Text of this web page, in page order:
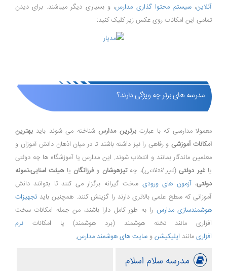
آنلاین،سیستم محتوا گذاری مدارس، و بسیاری دیگر میباشند. برای دیدن
تمامی این امکانات روی عکس زیر کلیک کنید:
مدرسه های برتر چه ویژگی دارند؟
معمولا مدارسی که با عبارتبرترین مدارسشناخته می شوند باید بهترین
امکانات آموزشی و رفاهی را نیز داشته باشند تا در میان اذهان دانش آموزان و
معلمین ماندگار بمانند و انتخاب شوند. این مدارس یا آموزشگاه ها چه دولتی
یاغیر دولتی(غیر انتفاعی)، چهتیزهوشان و فرزانگانیاهیئت امنایی،نمونه
دولتی،آزمون های ورودی سخت گیرانه برگزار می کنند تا بتوانند دانش
آموزانی که سطح علمی بالاتری دارند را گزینش کنند. همچنین باید تجهیزات
هوشمندسازی مدارس را به طور کامل دارا باشند، من جمله امکانات سخت
افزاری مانند تخته هوشمند (برد هوشمند) یا امکانات نرم
افزاری مانند اپلیکیشن و سایت های هوشمند مدارس.
مدرسه سلام اسلام